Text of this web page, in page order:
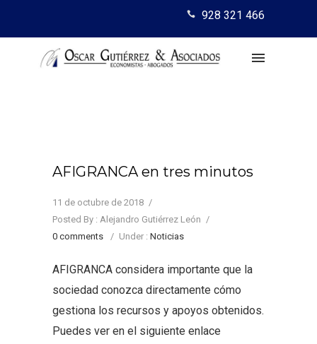
928 321 466
AFIGRANCA en tres minutos
11 de octubre de 2018 /
Posted By : Alejandro Gutiérrez León /
0 comments
/ Under : Noticias
AFIGRANCA considera importante que la
sociedad conozca directamente cómo
gestiona los recursos y apoyos obtenidos.
Puedes ver en el siguiente enlace